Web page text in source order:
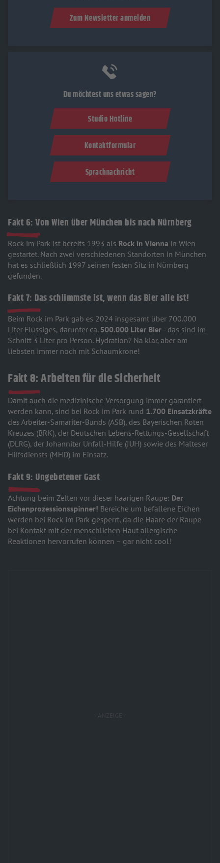
Zum Newsletter anmelden
Du möchtest uns etwas sagen?
Studio Hotline
Kontaktformular
Sprachnachricht
Fakt 6: Von Wien über München bis nach Nürnberg
Rock im Park ist bereits 1993 als Rock in Vienna in Wien
gestartet. Nach zwei verschiedenen Standorten in München
hat es schließlich 1997 seinen festen Sitz in Nürnberg
gefunden.
Fakt 7: Das schlimmste ist, wenn das Bier alle ist!
Beim Rock im Park gab es 2024 insgesamt über 700.000
Liter Flüssiges, darunter ca. 500.000 Liter Bier - das sind im
Schnitt 3 Liter pro Person. Hydration? Na klar, aber am
liebsten immer noch mit Schaumkrone!
Fakt 8: Arbeiten für die Sicherheit
Damit auch die medizinische Versorgung immer garantiert
werden kann, sind bei Rock im Park rund 1.700 Einsatzkräfte
des Arbeiter-Samariter-Bunds (ASB), des Bayerischen Roten
Kreuzes (BRK), der Deutschen Lebens-Rettungs-Gesellschaft
(DLRG), der Johanniter Unfall-Hilfe (JUH) sowie des Malteser
Hilfsdiensts (MHD) im Einsatz.
Fakt 9: Ungebetener Gast
Achtung beim Zelten vor dieser haarigen Raupe: Der
Eichenprozessionsspinner! Bereiche um befallene Eichen
werden bei Rock im Park gesperrt, da die Haare der Raupe
bei Kontakt mit der menschlichen Haut allergische
Reaktionen hervorrufen können – gar nicht cool!